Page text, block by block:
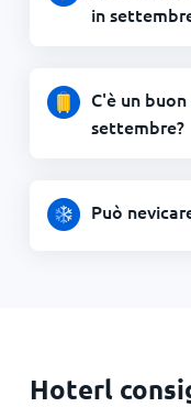
in
C'è un
settembre?
Può
Hoterl